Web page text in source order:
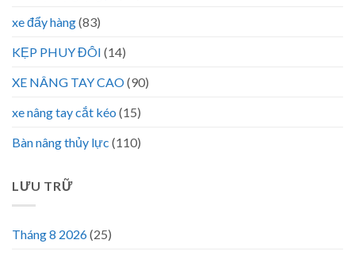
xe đẩy hàng(83)
KẸP PHUY ĐÔI (14)
XE NÂNG TAY CAO(90)
xe nâng tay cắt kéo (15)
Bàn nâng thủy lực (110)
LƯU TRỮ
Tháng 8 2026(25)